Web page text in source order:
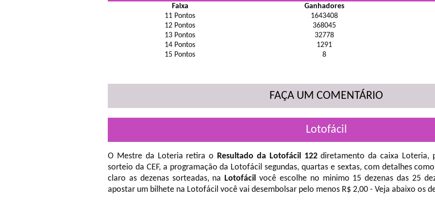
Faixa Ganhadores
11 Pontos
1643408
12 Pontos
368045
13 Pontos
32778
14 Pontos
1291
15 Pontos
8
FAÇA UM COMENTÁRIO
Lotofácil
O Mestre da Loteria retira o Resultado da Lotofácil 122diretamento da caixa Loteria,
sorteio da CEF, a programação da Lotofácil segundas, quartas e sextas, com detalhes
claro as dezenas sorteadas, na Lotofácil você escolhe no minimo 15 dezenas das 25
apostar um bilhete na Lotofácil você vai desembolsar pelo menos R$ 2,00 - Veja abaixo os